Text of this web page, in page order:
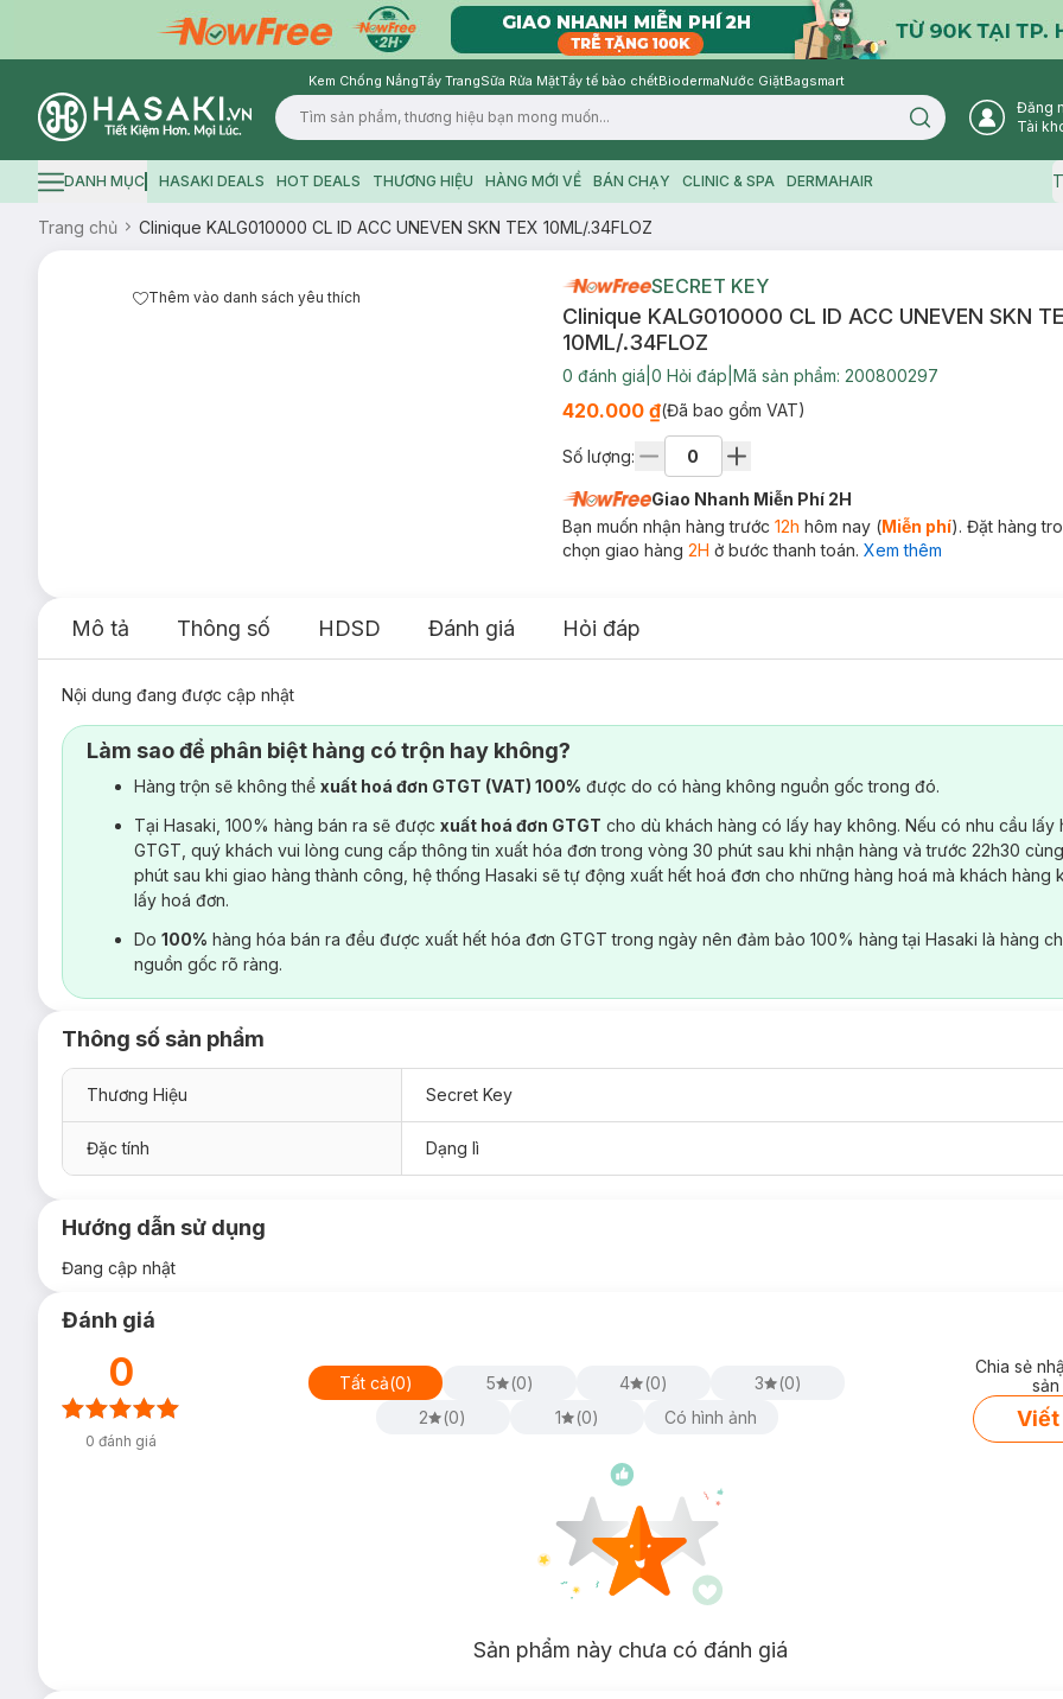
Kem Chống NắngTẩy TrangSữa Rửa MặtTẩy tế bào chếtBiodermaNước GiặtBagsmart
Logo
Search icon
Đăng
Tài
Hamburger icon
DANH MỤC HASAKI DEALS HOT DEALS THƯƠNG HIỆU HÀNG MỚI VỀ BÁN CHẠY CLINIC & SPA DERMAHAIR
Trang chủ Clinique KALG010000 CL ID ACC UNEVEN SKN TEX 10ML/.34FLOZ
Thêm vào danh sách yêu thích SECRET KEY
Clinique KALG010000 CL ID ACC UNEVEN SKN
10ML/.34FLOZ
0 đánh giá 0 Hỏi đáp Mã sản phẩm: 200800297
420.000 ₫(Đã bao gồm VAT)
Số lượng:
Giao Nhanh Miễn Phí 2H
Bạn muốn nhận hàng trước 12h hôm nay (Miễn phí). Đặt hàng
chọn giao hàng 2H ở bước thanh toán. Xem thêm
Mô tả Thông số HDSD Đánh giá Hỏi đáp
Nội dung đang được cập nhật
Làm sao để phân biệt hàng có trộn hay không?
Hàng trộn sẽ không thể xuất hoá đơn GTGT (VAT) 100% được do có hàng không nguồn gốc trong đó.
Tại Hasaki, 100% hàng bán ra sẽ được xuất hoá đơn GTGT cho dù khách hàng có lấy hay không. Nếu có nhu cầu lấy
GTGT, quý khách vui lòng cung cấp thông tin xuất hóa đơn trong vòng 30 phút sau khi nhận hàng và trước 22h30
phút sau khi giao hàng thành công, hệ thống Hasaki sẽ tự động xuất hết hoá đơn cho những hàng hoá mà khách hàng
lấy hoá đơn.
Do 100% hàng hóa bán ra đều được xuất hết hóa đơn GTGT trong ngày nên đảm bảo 100% hàng tại Hasaki là hàng
nguồn gốc rõ ràng.
Thông số sản phẩm
Thương Hiệu Secret Key
Đặc tính Dạng lì
Hướng dẫn sử dụng
Đang cập nhật
Đánh giá
0
0 đánh giá
Tất cả(0) 5 (0) 4 (0) 3 (0)
2
(0) 1 (0) Có hình ảnh
Chia sẻ
Viết
Sản phẩm này chưa có đánh giá